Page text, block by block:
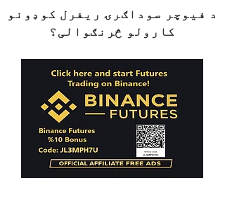
د فیوچر سوداګرۍ ریفرل کوډونو
کارولو څرنګوالی؟